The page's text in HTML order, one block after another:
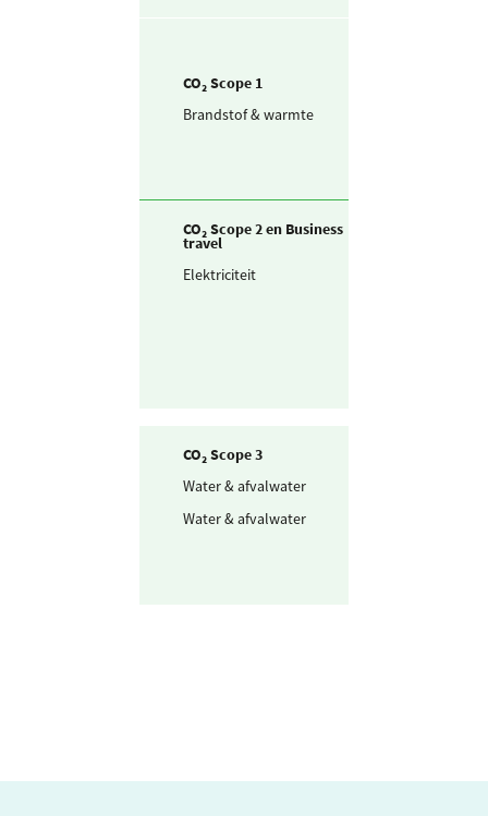
CO₂ Scope 1
Brandstof & warmte
CO₂ Scope 2 en Business
travel
Elektriciteit
CO₂ Scope 3
Water & afvalwater
Water & afvalwater